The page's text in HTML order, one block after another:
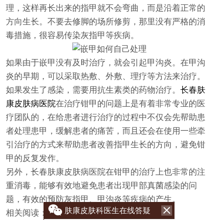
理，这样再长出来的指甲就不会弯曲，而是沿着正常的
方向生长。不要去修脚的场所修剪，那里没有严格的消
毒措施，很容易传染灰指甲等疾病。
如果由于嵌甲没有及时治疗，就会引起甲沟炎。在甲沟
炎的早期，可以采取热敷、外敷、理疗等方法来治疗。
如果发生了感染，需要用抗生素类的药物治疗。 长春肤
康皮肤病医院在治疗钳甲的问题上是有着非常专业的医
疗团队的，在给患者进行治疗的过程中不仅会先帮助患
者处理患甲，缓解患者的痛苦，而且还会在使用一些牵
引治疗的方式来帮助患者改善指甲生长的方向，避免钳
甲的反复发作。
另外，长春肤康皮肤病医院在钳甲的治疗上也非常的注
重消毒，能够有效地避免患者出现甲部真菌感染的问
题，有效的预防灰指甲、甲沟炎等疾病的产生。
相关阅读：
肤康皮肤科医生在线答疑